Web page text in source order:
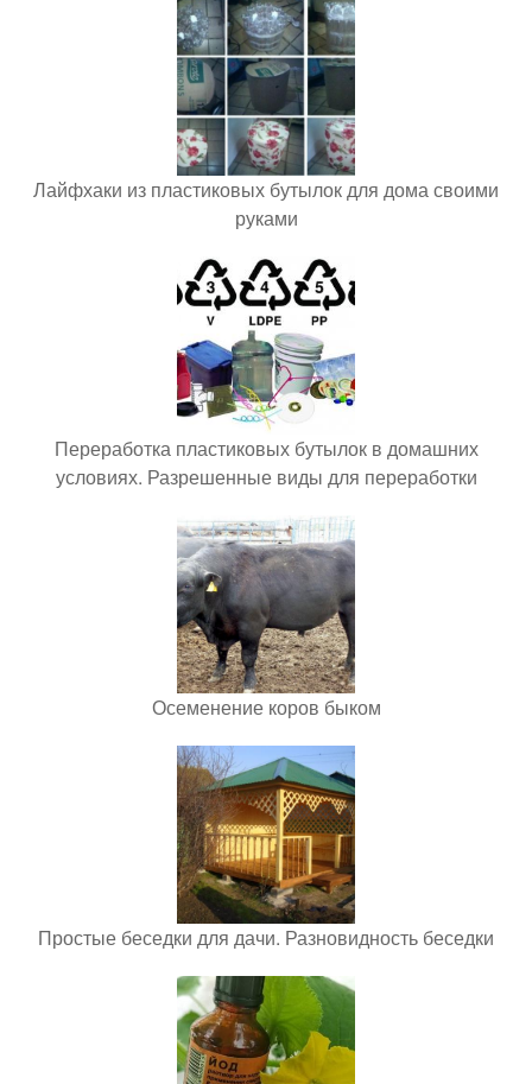
Лайфхаки из пластиковых бутылок для дома своими
руками
Переработка пластиковых бутылок в домашних
условиях. Разрешенные виды для переработки
Осеменение коров быком
Простые беседки для дачи. Разновидность беседки